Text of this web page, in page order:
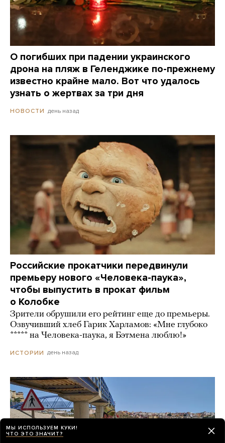
О погибших при падении украинского
дрона на пляж в Геленджике по-прежнему
известно крайне мало. Вот что удалось
узнать о жертвах за три дня
НОВОСТИ день назад
Российские прокатчики передвинули
премьеру нового «Человека-паука»,
чтобы выпустить в прокат фильм
о Колобке
Зрители обрушили его рейтинг еще до премьеры.
Озвучивший хлеб Гарик Харламов: «Мне глубоко
***** на Человека-паука, я Бэтмена люблю!»
ИСТОРИИ день назад
МЫ ИСПОЛЬЗУЕМ КУКИ!
ЧТО ЭТО ЗНАЧИТ?